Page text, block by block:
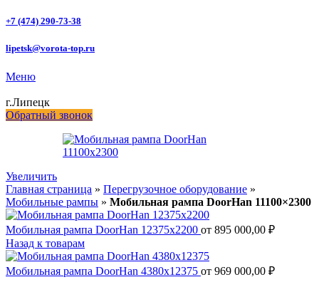
+7 (474) 290-73-38
lipetsk@vorota-top.ru
Меню
г.Липецк
Обратный звонок
Увеличить
Главная страница » Перегрузочное оборудование »
Мобильные рампы » Мобильная рампа DoorHan 11100×2300
Мобильная рампа DoorHan 12375x2200 от 895 000,00 ₽
Назад к товарам
Мобильная рампа DoorHan 4380x12375 от 969 000,00 ₽